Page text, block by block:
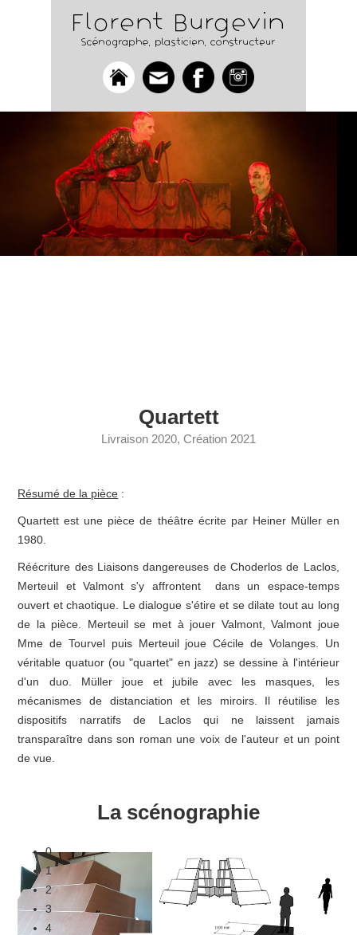
0
1
2
3
4
Quartett
Livraison 2020, Création 2021
Résumé de la pièce :
Quartett est une pièce de théâtre écrite par Heiner Müller en
1980.
Réécriture des Liaisons dangereuses de Choderlos de Laclos,
Merteuil et Valmont s'y affrontent dans un espace-temps
ouvert et chaotique. Le dialogue s'étire et se dilate tout au long
de la pièce. Merteuil se met à jouer Valmont, Valmont joue
Mme de Tourvel puis Merteuil joue Cécile de Volanges. Un
véritable quatuor (ou "quartet" en jazz) se dessine à l'intérieur
d'un duo. Müller joue et jubile avec les masques, les
mécanismes de distanciation et les miroirs. Il réutilise les
dispositifs narratifs de Laclos qui ne laissent jamais
transparaître dans son roman une voix de l'auteur et un point
de vue.
La scénographie